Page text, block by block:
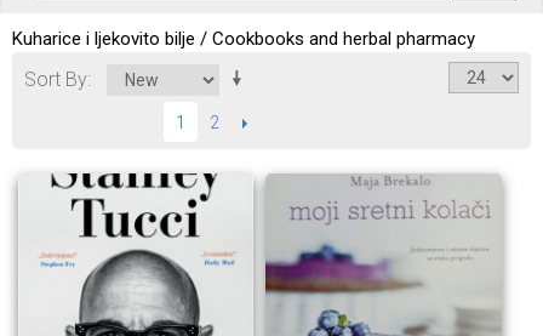
Kuharice i ljekovito bilje / Cookbooks and herbal pharmacy
Sort By
1 2 NEXT